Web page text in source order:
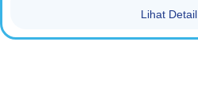
Lihat Detail